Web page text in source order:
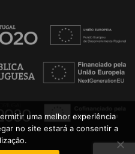
uma melhor experiência
no site estará a consentir a